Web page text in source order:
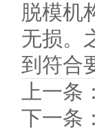
脱模机
无损。
到符合
上一条
下一条